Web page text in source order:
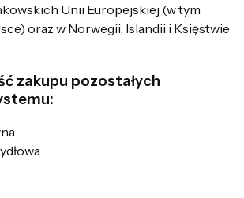
Unii Europejskiej (w tym
oraz w Norwegii, Islandii i Księstwie
zakupu pozostałych